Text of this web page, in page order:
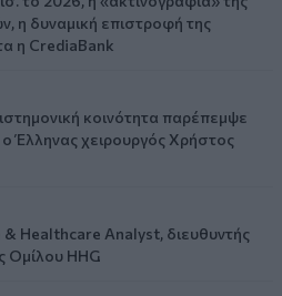
η δυναμική επιστροφή της
η CrediaBank
κοινότητα παρέπεμψε
Έλληνας χειρουργός Χρήστος
Healthcare Analyst, διευθυντής
Ομίλου HHG